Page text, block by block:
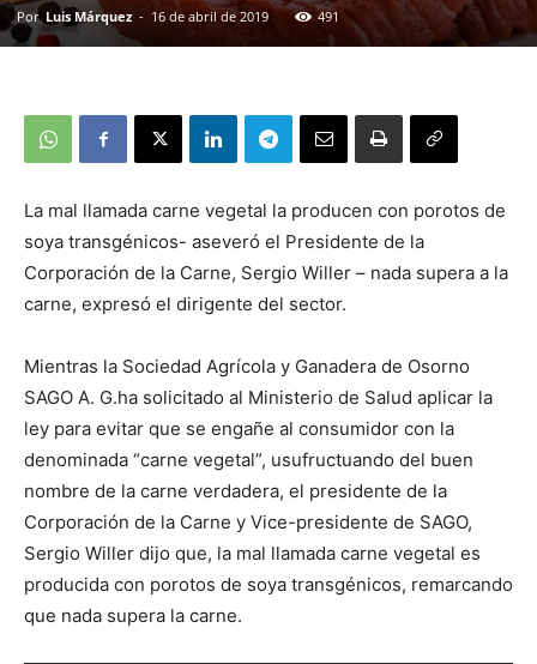
Por Luis Márquez - 16 de abril de 2019 491
La mal llamada carne vegetal la producen con porotos de
soya transgénicos- aseveró el Presidente de la
Corporación de la Carne, Sergio Willer – nada supera a la
carne, expresó el dirigente del sector.
Mientras la Sociedad Agrícola y Ganadera de Osorno
SAGO A. G.ha solicitado al Ministerio de Salud aplicar la
ley para evitar que se engañe al consumidor con la
denominada “carne vegetal”, usufructuando del buen
nombre de la carne verdadera, el presidente de la
Corporación de la Carne y Vice-presidente de SAGO,
Sergio Willer dijo que, la mal llamada carne vegetal es
producida con porotos de soya transgénicos, remarcando
que nada supera la carne.